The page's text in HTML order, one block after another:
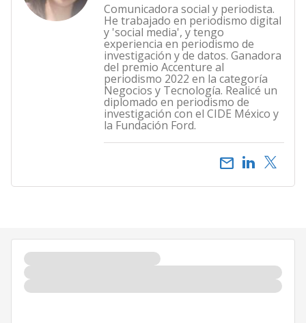
Comunicadora social y periodista.
He trabajado en periodismo digital
y 'social media', y tengo
experiencia en periodismo de
investigación y de datos. Ganadora
del premio Accenture al
periodismo 2022 en la categoría
Negocios y Tecnología. Realicé un
diplomado en periodismo de
investigación con el CIDE México y
la Fundación Ford.
email